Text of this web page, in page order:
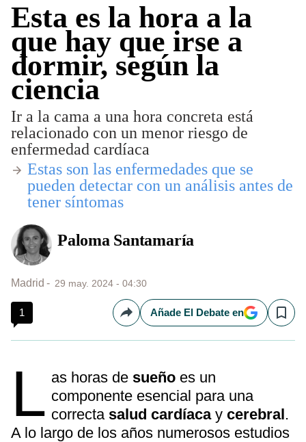
Esta es la hora a la
que hay que irse a
dormir, según la
ciencia
Ir a la cama a una hora concreta está
relacionado con un menor riesgo de
enfermedad cardíaca
Estas son las enfermedades que se
pueden detectar con un análisis antes de
tener síntomas
Paloma Santamaría
Madrid 29 may. 2024 - 04:30
1 CompartirAñade El Debate en Save
L as horas de sueño es un
componente esencial para una
correctasalud cardíacaycerebral.
A lo largo de los años numerosos estudios